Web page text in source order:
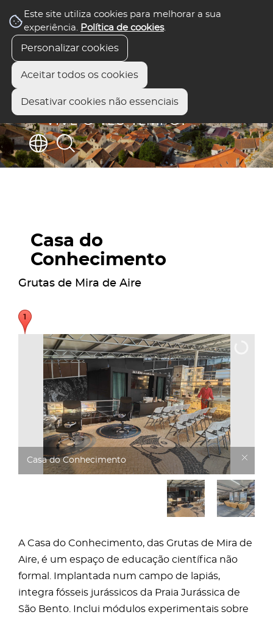
Este site utiliza cookies para melhorar a sua
experiência. Política de cookies.
Personalizar cookies
Aceitar todos os cookies
Desativar cookies não essenciais
Casa do
Conhecimento
Grutas de Mira de Aire
Casa do Conhecimento
A Casa do Conhecimento, das Grutas de Mira de
Aire, é um espaço de educação científica não
formal. Implantada num campo de lapiás,
integra fósseis jurássicos da Praia Jurássica de
São Bento. Inclui módulos experimentais sobre